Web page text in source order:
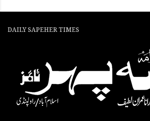
DAILY SAPEHER TIMES